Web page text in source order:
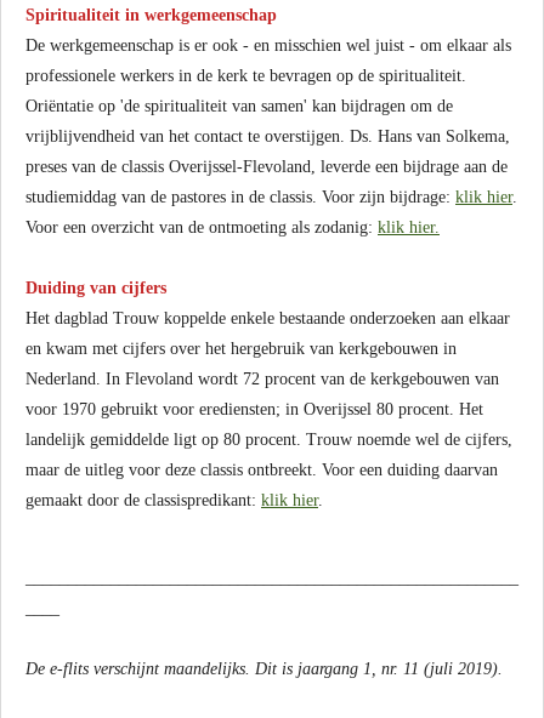
Spiritualiteit in werkgemeenschap
De werkgemeenschap is er ook - en misschien wel juist - om elkaar als
professionele werkers in de kerk te bevragen op de spiritualiteit.
Oriëntatie op 'de spiritualiteit van samen' kan bijdragen om de
vrijblijvendheid van het contact te overstijgen. Ds. Hans van Solkema,
preses van de classis Overijssel-Flevoland, leverde een bijdrage aan de
studiemiddag van de pastores in de classis. Voor zijn bijdrage: klik hier.
Voor een overzicht van de ontmoeting als zodanig: klik hier.
Duiding van cijfers
Het dagblad Trouw koppelde enkele bestaande onderzoeken aan elkaar
en kwam met cijfers over het hergebruik van kerkgebouwen in
Nederland. In Flevoland wordt 72 procent van de kerkgebouwen van
voor 1970 gebruikt voor erediensten; in Overijssel 80 procent. Het
landelijk gemiddelde ligt op 80 procent. Trouw noemde wel de cijfers,
maar de uitleg voor deze classis ontbreekt. Voor een duiding daarvan
gemaakt door de classispredikant: klik hier.
De e-flits verschijnt maandelijks. Dit is jaargang 1, nr. 11 (juli 2019).